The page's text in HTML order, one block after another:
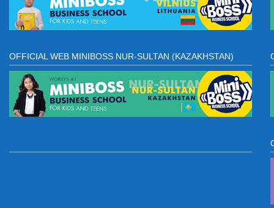
OFFICIAL WEB MINIBOSS NUR-SULTAN (KAZAKHSTAN)